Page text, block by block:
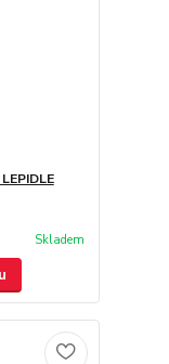
Skladem